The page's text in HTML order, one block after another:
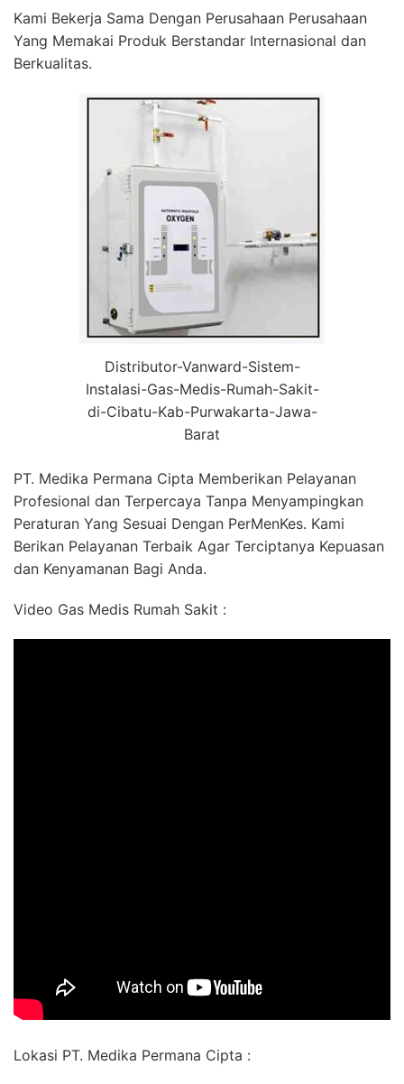
Kami Bekerja Sama Dengan Perusahaan Perusahaan
Yang Memakai Produk Berstandar Internasional dan
Berkualitas.
Distributor-Vanward-Sistem-
Instalasi-Gas-Medis-Rumah-Sakit-
di-Cibatu-Kab-Purwakarta-Jawa-
Barat
PT. Medika Permana Cipta Memberikan Pelayanan
Profesional dan Terpercaya Tanpa Menyampingkan
Peraturan Yang Sesuai Dengan PerMenKes. Kami
Berikan Pelayanan Terbaik Agar Terciptanya Kepuasan
dan Kenyamanan Bagi Anda.
Video Gas Medis Rumah Sakit :
Lokasi PT. Medika Permana Cipta :